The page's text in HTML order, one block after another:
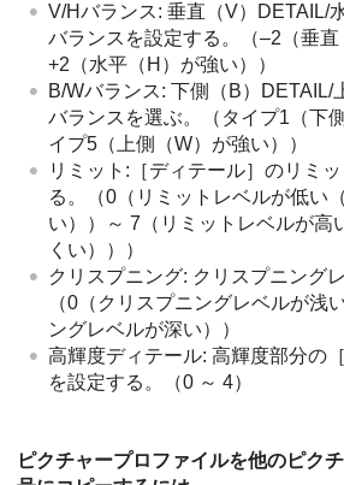
V/Hバランス: 垂直（V）DETAIL/
バランスを設定する。（–2（垂直
+2（水平（H）が強い））
B/Wバランス: 下側（B）DETAIL/
バランスを選ぶ。（タイプ1（下
イプ5（上側（W）が強い））
リミット: ［ディテール］ のリミ
る。（0（リミットレベルが低い
い））～ 7（リミットレベルが高
くい）））
クリスプニング: クリスプニング
（0（クリスプニングレベルが浅
ングレベルが深い））
高輝度ディテール: 高輝度部分の
を設定する。（0 ～ 4）
ピクチャープロファイルを他のピク